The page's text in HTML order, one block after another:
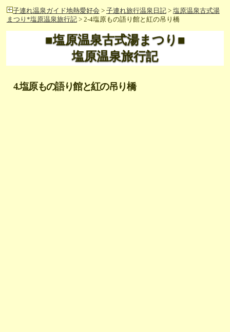
子連れ温泉ガイド地熱愛好会 > 子連れ旅行温泉日記> 塩原温泉古式湯
まつり*塩原温泉旅行記> 2-4塩原もの語り館と紅の吊り橋
■塩原温泉古式湯まつり■
塩原温泉旅行記
4.塩原もの語り館と紅の吊り橋